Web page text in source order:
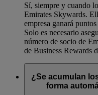
Sí, siempre y cuando
Emirates Skywards.
empresa ganará
Solo es necesario
número de socio de
de Business Rewards
¿Se acumulan
forma